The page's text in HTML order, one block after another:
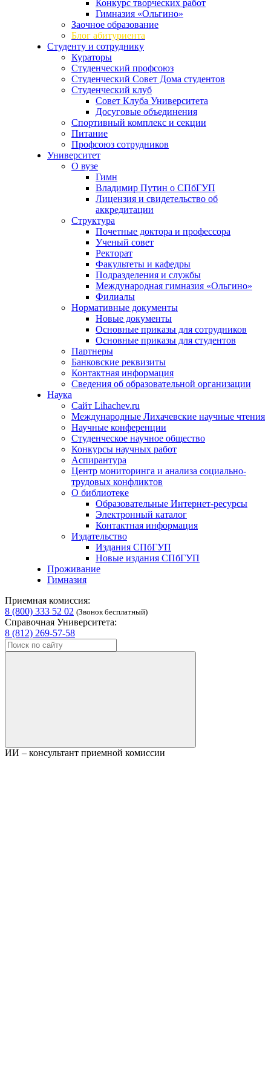
Конкурс творческих работ
Гимназия «Ольгино»
Заочное образование
Блог абитуриента
Студенту и сотруднику
Кураторы
Студенческий профсоюз
Студенческий Совет Дома студентов
Студенческий клуб
Совет Клуба Университета
Досуговые объединения
Спортивный комплекс и секции
Питание
Профсоюз сотрудников
Университет
О вузе
Гимн
Владимир Путин о СПбГУП
Лицензия и свидетельство об
аккредитации
Структура
Почетные доктора и профессора
Ученый совет
Ректорат
Факультеты и кафедры
Подразделения и службы
Международная гимназия «Ольгино»
Филиалы
Нормативные документы
Новые документы
Основные приказы для сотрудников
Основные приказы для студентов
Партнеры
Банковские реквизиты
Контактная информация
Сведения об образовательной организации
Наука
Сайт Lihachev.ru
Международные Лихачевские научные чтения
Научные конференции
Студенческое научное общество
Конкурсы научных работ
Аспирантура
Центр мониторинга и анализа социально-
трудовых конфликтов
О библиотеке
Образовательные Интернет-ресурсы
Электронный каталог
Контактная информация
Издательство
Издания СПбГУП
Новые издания СПбГУП
Проживание
Гимназия
Приемная комиссия:
8 (800) 333 52 02 (Звонок бесплатный)
Справочная Университета:
8 (812) 269-57-58
ИИ – консультант приемной комиссии